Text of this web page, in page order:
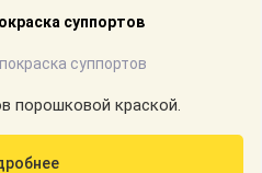
суппортов
порошковой краской.